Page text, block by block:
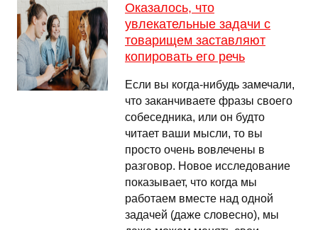
Оказалось, что
увлекательные задачи с
товарищем заставляют
копировать его речь
Если вы когда-нибудь замечали,
что заканчиваете фразы своего
собеседника, или он будто
читает ваши мысли, то вы
просто очень вовлечены в
разговор. Новое исследование
показывает, что когда мы
работаем вместе над одной
задачей (даже словесно), мы